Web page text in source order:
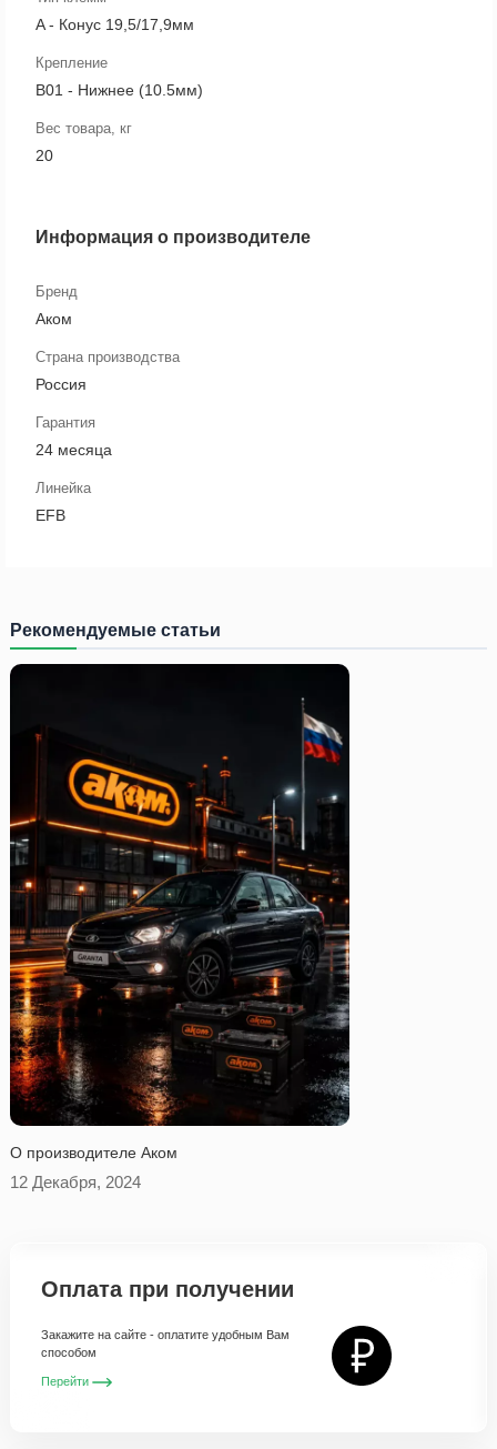
A - Конус 19,5/17,9мм
Крепление
B01 - Нижнее (10.5мм)
Вес товара, кг
20
Информация о производителе
Бренд
Аком
Страна производства
Россия
Гарантия
24 месяца
Линейка
EFB
Рекомендуемые статьи
O производителе Аком
12 Декабря, 2024
Оплата при получении
Закажите на сайте - оплатите удобным Вам
способом
Перейти